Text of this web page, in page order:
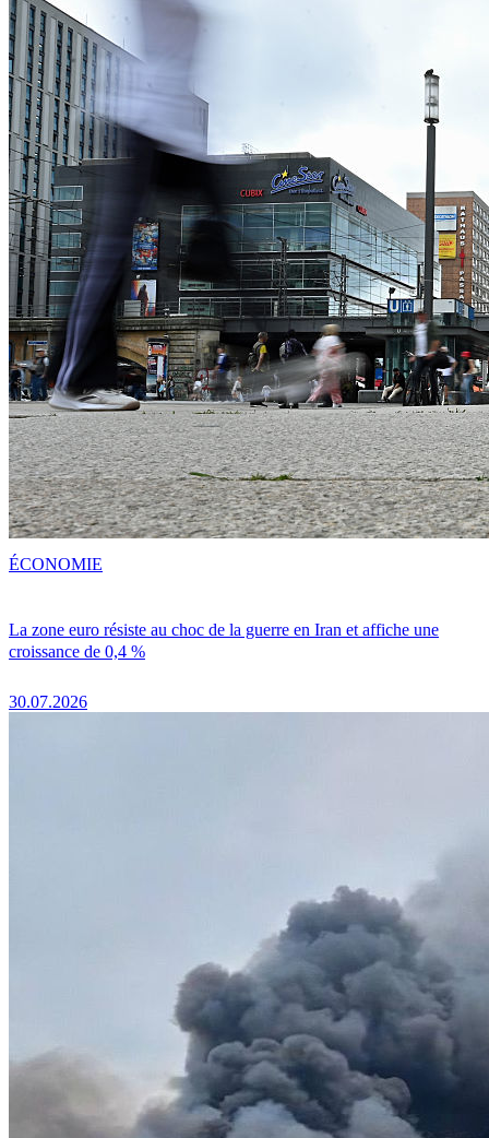
La zone euro résiste au choc de la guerre en Iran et affiche une
croissance de 0,4 %
30.07.2026
ÉCONOMIE